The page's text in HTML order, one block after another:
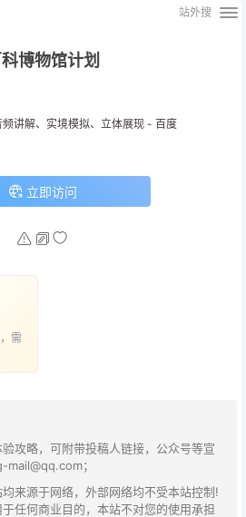
站外搜
博物馆计划
讲解、实境模拟、立体展现 - 百度
立即访问
需
攻略，可附带投稿人链接，公众号等宣
；
来源于网络，外部网络均不受本站控制!
任何商业目的，本站不对您的使用承担